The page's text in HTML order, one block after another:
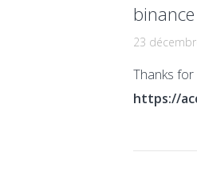
23
Thanks for
https://